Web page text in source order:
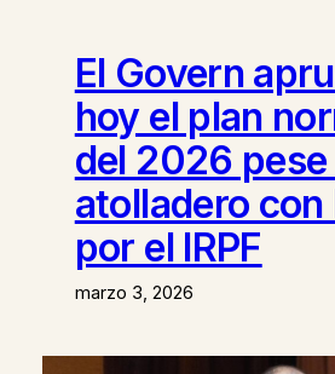
El Govern
hoy el plan
del 2026 pese
atolladero con
por el IRPF
marzo 3, 2026